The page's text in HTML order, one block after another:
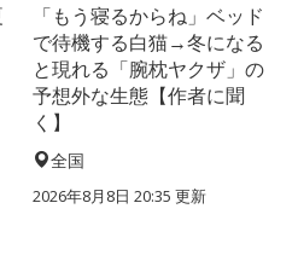
「もう寝るからね」ベッド
で待機する白猫→冬になる
と現れる「腕枕ヤクザ」の
予想外な生態【作者に聞
く】
全国
2026年8月8日 20:35 更新